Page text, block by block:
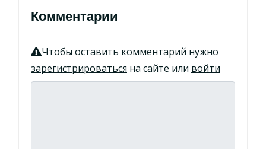
Комментарии
Чтобы оставить комментарий нужно
зарегистрироваться на сайте или войти